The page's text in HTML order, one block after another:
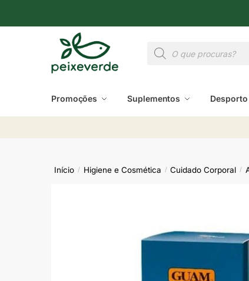
Promoções Suplementos Desporto
Início / Higiene e Cosmética / Cuidado Corporal /